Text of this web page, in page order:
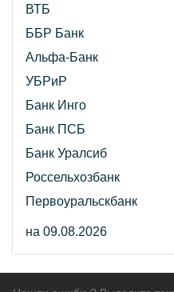
ВТБ
ББР Банк
Альфа-Банк
УБРиР
Банк Инго
Банк ПСБ
Банк Уралсиб
Россельхозбанк
Первоуральскбанк
на 09.08.2026